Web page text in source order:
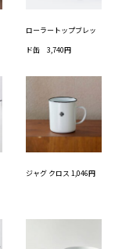
ローラートップブレッ
ド缶 3,740円
ジャグ クロス 1,046円